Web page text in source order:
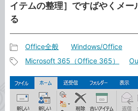
イテムの整理］ですばやくメー
る
事
カ
テ
ゴ
Office全般 Windows/Office
事
タ
グ
Microsoft 365（Office 365）